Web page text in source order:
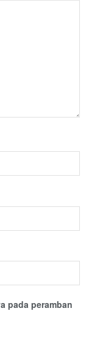
pada peramban